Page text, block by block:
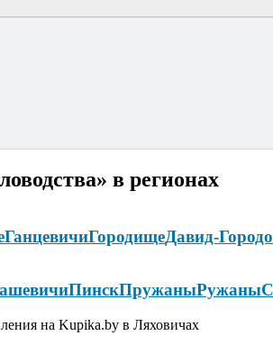
в регионах
ГанцевичиГородищеДавид-
ПинскПружаныРужаны
на Kupika.by в Ляховичах